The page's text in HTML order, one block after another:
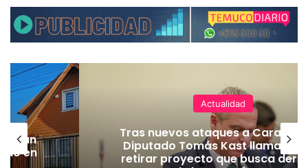
en
Actualidad
Tras nuevos ataques a
Diputado Tomás Kast llama al
retirar proyecto que busca